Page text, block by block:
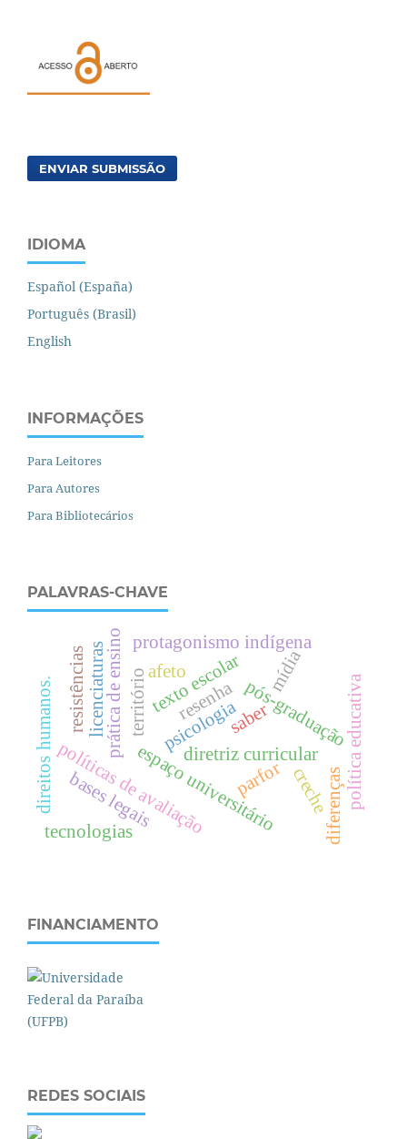
ENVIAR SUBMISSÃO
IDIOMA
Español (España)
Português (Brasil)
English
INFORMAÇÕES
Para Leitores
Para Autores
Para Bibliotecários
PALAVRAS-CHAVE
resenha
território
diretriz curricular
prática de ensino texto escolar
políticas de avaliaçãoespaço universitário
pós-graduação
protagonismo indígena
saber política educativa
mídia
d
i
r
e
i
t
o
s
h
u
m
a
n
o
s
. licenciaturas
parfor creche
bases legais
psicologia
tecnologias diferenças
afeto
resistências
FINANCIAMENTO
REDES SOCIAIS